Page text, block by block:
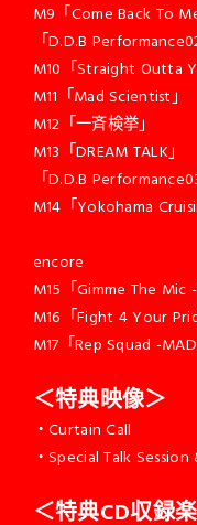
M9「Come Back To Me
「D.D.B
M10「Straight Outta
M11「Mad Scientist」
M12「一斉検挙」
M13「DREAM TALK」
「D.D.B
M14「Yokohama
encore
M15「Gimme The Mic
M16「Fight 4 Your
M17「Rep Squad -MAD
＜特典映像＞
・Curtain Call
・Special Talk
＜特典CD収録